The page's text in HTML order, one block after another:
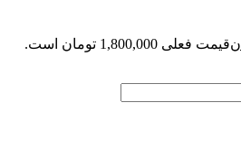
قیمت فعلی 1,800,000 تومان است.